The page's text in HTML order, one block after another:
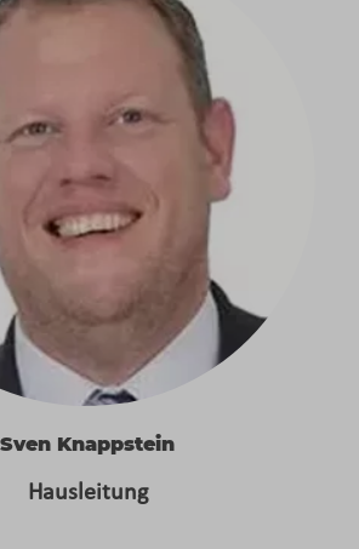
Sven Knappstein
Hausleitung